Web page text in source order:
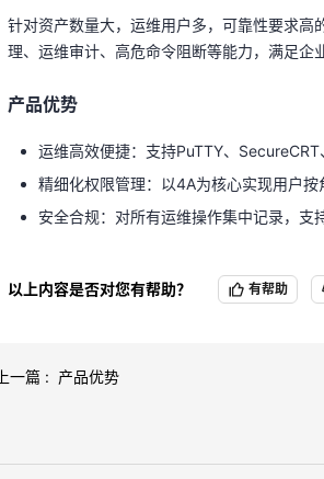
产品优势
精细化权限管理：以4A为核心实现用户
针对资产数量大，运维用户多，可靠性要求
理、运维审计、高危命令阻断等能力，满足企
产品优势
运维高效便捷：支持PuTTY、
精细化权限管理：以4A为核心实现用户按
安全合规：对所有运维操作集中记录，支
以上内容是否对您有帮助？ 有帮助
上一篇 : 产品优势